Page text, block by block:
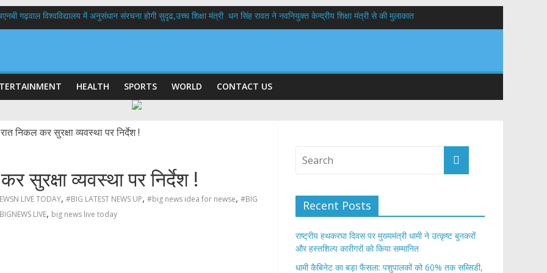
गढ़वाल विश्वविद्यालय में अनुसंधान संरचना होगी सुदृढ,उच्च शिक्षा मंत्री धन सिंह रावत ने नवनियुक्त केन्द्रीय शिक्षा मंत्री से की मुलाकात
दिवस पर मुख्यमंत्री धामी ने उत्कृष्ट बुनकरों और हस्तशिल्प कारीगरों को किया सम्मानित
रहें अधिकारी-मुख्य सचिव मानसून-एसईओसी से मुख्य सचिव ने की विस्तृत समीक्षा कहा-बंद सड़कों को शीघ्र खोला जाए, लोगों को न हो दिक्कत
HEALTH SPORTS WORLD CONTACT US
व्यवस्था पर निर्देश !
LIVE TODAY, #BIG LATEST NEWS UP, #big news idea for newse, #BIG
LIVE, big news live today
Recent Posts
राष्ट्रीय हथकरघा दिवस पर मुख्यमंत्री धामी ने उत्कृष्ट बुनकरों
और हस्तशिल्प कारीगरों को किया सम्मानित
​धामी कैबिनेट का बड़ा फैसला: पशुपालकों को 60% तक सब्सिडी,